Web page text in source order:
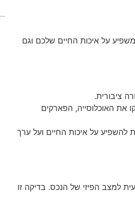
על איכות החיים שלכם וגם
ציבורית.
את האוכלוסייה, הפארקים
להשפיע על איכות החיים ועל ערך
למצב הפיזי של הנכס. בדיקה זו